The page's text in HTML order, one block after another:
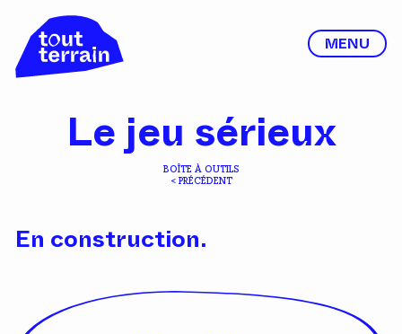
MENU
Le jeu sérieux
BOÎTE À OUTILS
< PRÉCÉDENT
En construction.